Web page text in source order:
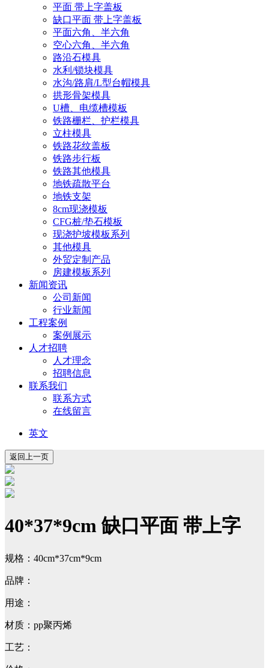
平面 带上字盖板
缺口平面 带上字盖板
平面六角、半六角
空心六角、半六角
路沿石模具
水利/锁块模具
水沟/路肩/L型台帽模具
拱形骨架模具
U槽、电缆槽模板
铁路栅栏、护栏模具
立柱模具
铁路花纹盖板
铁路步行板
铁路其他模具
地铁疏散平台
地铁支架
8cm现浇模板
CFG桩/垫石模板
现浇护坡模板系列
其他模具
外贸定制产品
房建模板系列
新闻资讯
公司新闻
行业新闻
工程案例
案例展示
人才招聘
人才理念
招聘信息
联系我们
联系方式
在线留言
英文
40*37*9cm 缺口平面 带上字
规格：40cm*37cm*9cm
品牌：
用途：
材质：pp聚丙烯
工艺：